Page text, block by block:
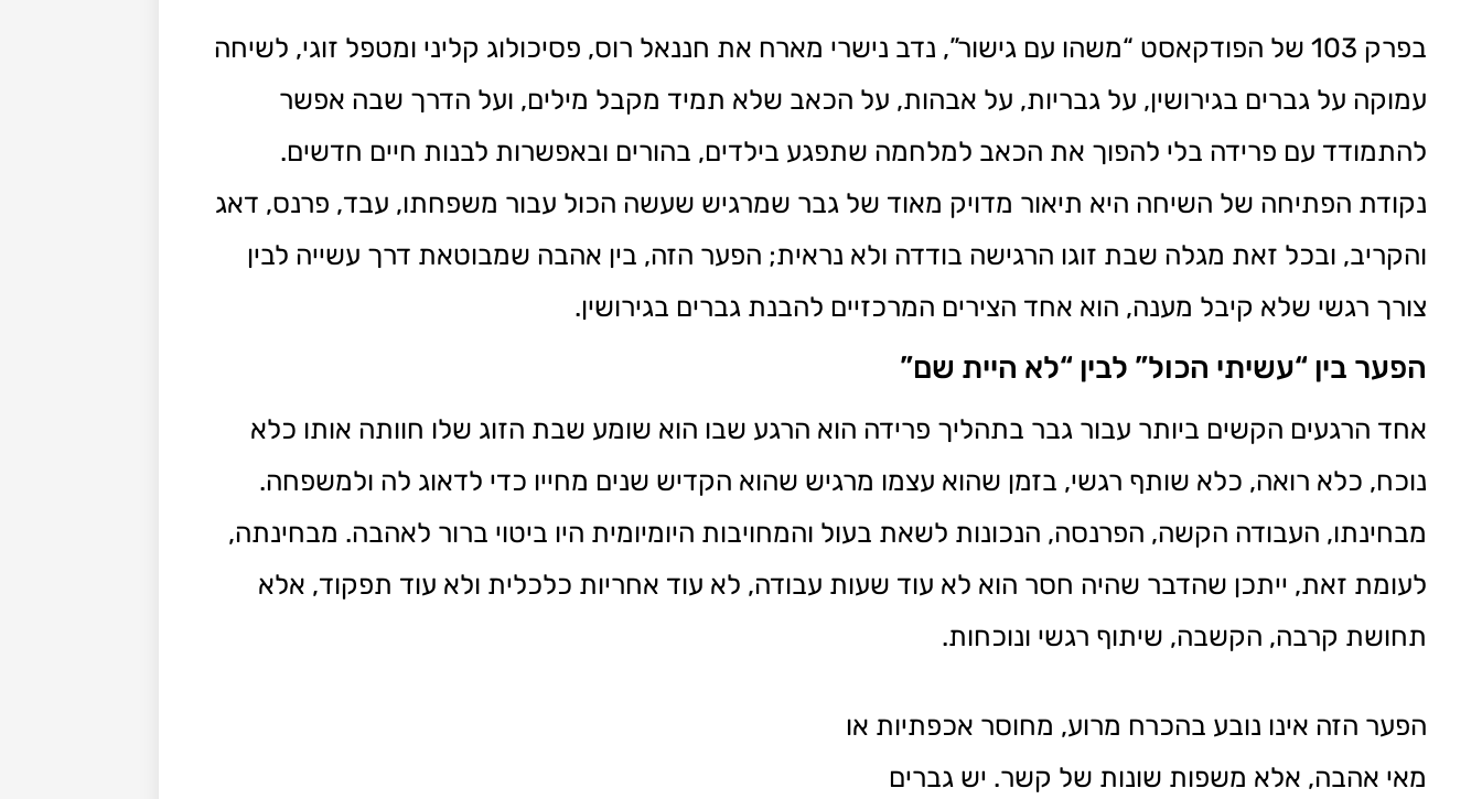
בפרק 103 של הפודקאסט “משהו עם גישור”, נדב נישרי מארח את חננאל רוס, פסיכולוג קליני ומטפל זוגי, לשיחה
עמוקה על גברים בגירושין, על גבריות, על אבהות, על הכאב שלא תמיד מקבל מילים, ועל הדרך שבה אפשר
להתמודד עם פרידה בלי להפוך את הכאב למלחמה שתפגע בילדים, בהורים ובאפשרות לבנות חיים חדשים.
נקודת הפתיחה של השיחה היא תיאור מדויק מאוד של גבר שמרגיש שעשה הכול עבור משפחתו, עבד, פרנס, דאג
והקריב, ובכל זאת מגלה שבת זוגו הרגישה בודדה ולא נראית; הפער הזה, בין אהבה שמבוטאת דרך עשייה לבין
צורך רגשי שלא קיבל מענה, הוא אחד הצירים המרכזיים להבנת גברים בגירושין.
הפער בין “עשיתי הכול” לבין “לא היית שם”
אחד הרגעים הקשים ביותר עבור גבר בתהליך פרידה הוא הרגע שבו הוא שומע שבת הזוג שלו חוותה אותו כלא
נוכח, כלא רואה, כלא שותף רגשי, בזמן שהוא עצמו מרגיש שהוא הקדיש שנים מחייו כדי לדאוג לה ולמשפחה.
מבחינתו, העבודה הקשה, הפרנסה, הנכונות לשאת בעול והמחויבות היומיומית היו ביטוי ברור לאהבה. מבחינתה,
לעומת זאת, ייתכן שהדבר שהיה חסר הוא לא עוד שעות עבודה, לא עוד אחריות כלכלית ולא עוד תפקוד, אלא
תחושת קרבה, הקשבה, שיתוף רגשי ונוכחות.
הפער הזה אינו נובע בהכרח מרוע, מחוסר אכפתיות או
מאי אהבה, אלא משפות שונות של קשר. יש גברים